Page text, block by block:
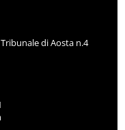
di Aosta n.4